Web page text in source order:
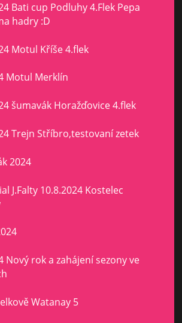
Bati cup Podluhy 4.Flek Pepa
hadry :D
Motul Kříše 4.flek
Motul Merklín
šumavák Horažďovice 4.flek
Trejn Stříbro,testovaní zetek
2024
J.Falty 10.8.2024 Kostelec
Nový rok a zahájení sezony ve
Watanay 5